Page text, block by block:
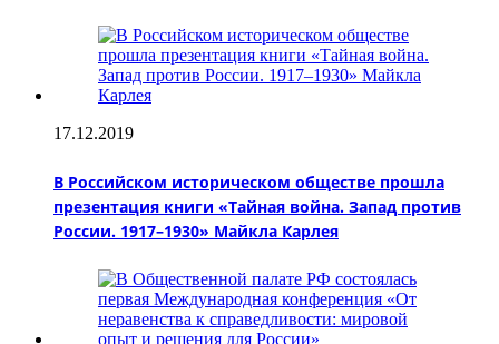
17.12.2019
В Российском историческом обществе прошла
презентация книги «Тайная война. Запад против
России. 1917–1930» Майкла Карлея